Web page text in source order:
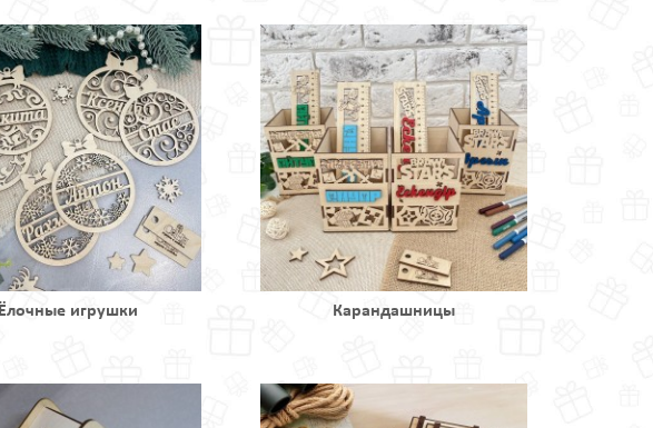
Ёлочные игрушки Карандашницы